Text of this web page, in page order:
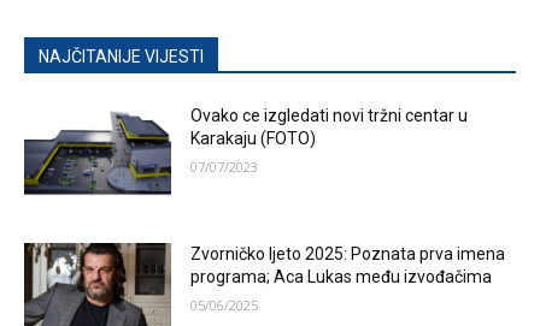
NAJČITANIJE VIJESTI
Ovako ce izgledati novi tržni centar u
Karakaju (FOTO)
07/07/2023
Zvorničko ljeto 2025: Poznata prva imena
programa; Aca Lukas među izvođačima
05/06/2025